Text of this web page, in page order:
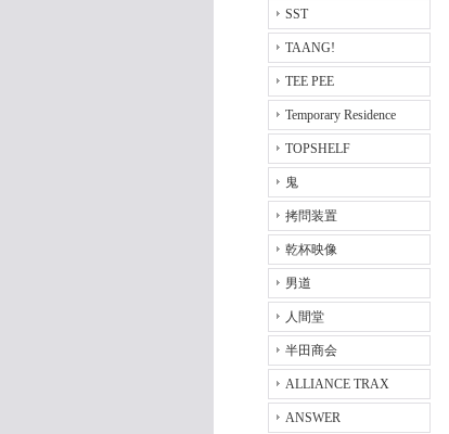
SST
TAANG!
TEE PEE
Temporary Residence
TOPSHELF
鬼
拷問装置
乾杯映像
男道
人間堂
半田商会
ALLIANCE TRAX
ANSWER